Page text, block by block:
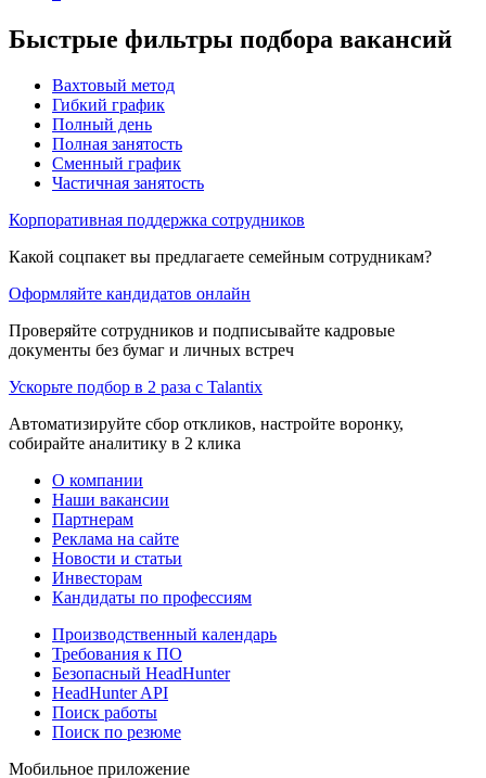
Быстрые фильтры подбора вакансий
Вахтовый метод
Гибкий график
Полный день
Полная занятость
Сменный график
Частичная занятость
Корпоративная поддержка сотрудников
Какой соцпакет вы предлагаете семейным сотрудникам?
Оформляйте кандидатов онлайн
Проверяйте сотрудников и подписывайте кадровые
документы без бумаг и личных встреч
Ускорьте подбор в 2 раза с Talantix
Автоматизируйте сбор откликов, настройте воронку,
собирайте аналитику в 2 клика
О компании
Наши вакансии
Партнерам
Реклама на сайте
Новости и статьи
Инвесторам
Кандидаты по профессиям
Производственный календарь
Требования к ПО
Безопасный HeadHunter
HeadHunter API
Поиск работы
Поиск по резюме
Мобильное приложение